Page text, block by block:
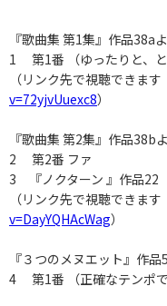
『歌曲集 第1集』作品38a
1 第1番 （ゆったりと、
（リンク先で視聴できます
v=72yjvUuexc8）
『歌曲集 第2集』作品38b
2 第2番 ファ
3 『ノクターン 』作品22
（リンク先で視聴できます
v=DayYQHAcWag）
『３つのメヌエット』作品
4 第1番 （正確なテンポで